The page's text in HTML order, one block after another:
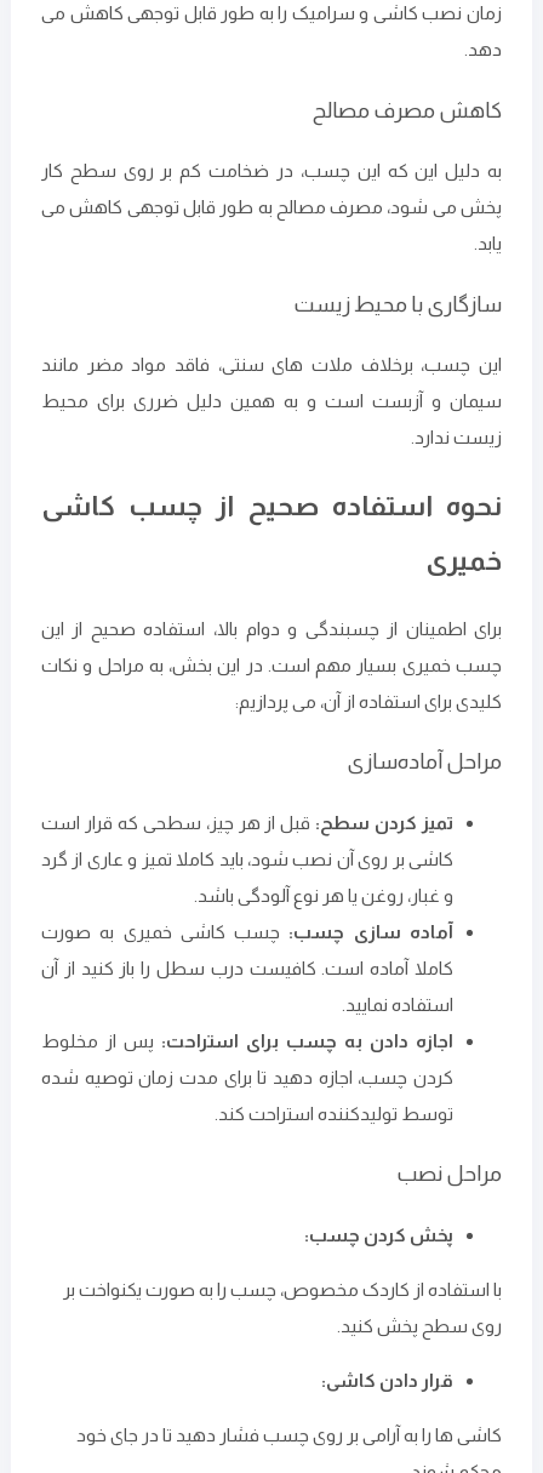
زمان نصب کاشی و سرامیک را به طور قابل توجهی کاهش می
‌دهد.
کاهش مصرف مصالح
به دلیل این که این چسب، در ضخامت کم بر روی سطح کار
پخش می‌ شود، مصرف مصالح به طور قابل توجهی کاهش می
‌یابد.
سازگاری با محیط زیست
این چسب، برخلاف ملات ‌های سنتی، فاقد مواد مضر مانند
سیمان و آزبست است و به همین دلیل ضرری برای محیط
زیست ندارد.
نحوه استفاده صحیح از چسب کاشی
خمیری
برای اطمینان از چسبندگی و دوام بالا، استفاده صحیح از این
چسب خمیری بسیار مهم است. در این بخش، به مراحل و نکات
کلیدی برای استفاده از آن، می‌ پردازیم:
مراحل آماده‌سازی
تمیز کردن سطح: قبل از هر چیز، سطحی که قرار است
کاشی بر روی آن نصب شود، باید کاملا تمیز و عاری از گرد
و غبار، روغن یا هر نوع آلودگی باشد.
آماده سازی چسب: چسب کاشی خمیری به صورت
کاملا آماده است. کافیست درب سطل را باز کنید از آن
استفاده نمایید.
اجازه دادن به چسب برای استراحت: پس از مخلوط
کردن چسب، اجازه دهید تا برای مدت زمان توصیه شده
توسط تولیدکننده استراحت کند.
مراحل نصب
پخش کردن چسب:
با استفاده از کاردک مخصوص، چسب را به صورت یکنواخت بر
روی سطح پخش کنید.
قرار دادن کاشی:
کاشی ‌ها را به آرامی بر روی چسب فشار دهید تا در جای خود